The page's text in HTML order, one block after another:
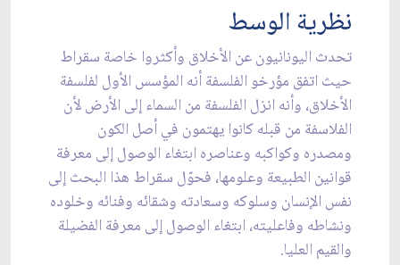
نظرية الوسط
تحدث اليونانيون عن الأخلاق وأكثروا خاصة سقراط
حيث اتفق مؤرخو الفلسفة أنه المؤسس الأول لفلسفة
الأخلاق، وأنه انزل الفلسفة من السماء إلى الأرض لأن
الفلاسفة من قبله كانوا يهتمون في أصل الكون
ومصدره وكواكبه وعناصره ابتغاء الوصول إلى معرفة
قوانين الطبيعة وعلومها، فحوّل سقراط هذا البحث إلى
نفس الإنسان وسلوكه وسعادته وشقائه وفنائه وخلوده
ونشاطه وفاعليته، ابتغاء الوصول إلى معرفة الفضيلة
والقيم العليا.